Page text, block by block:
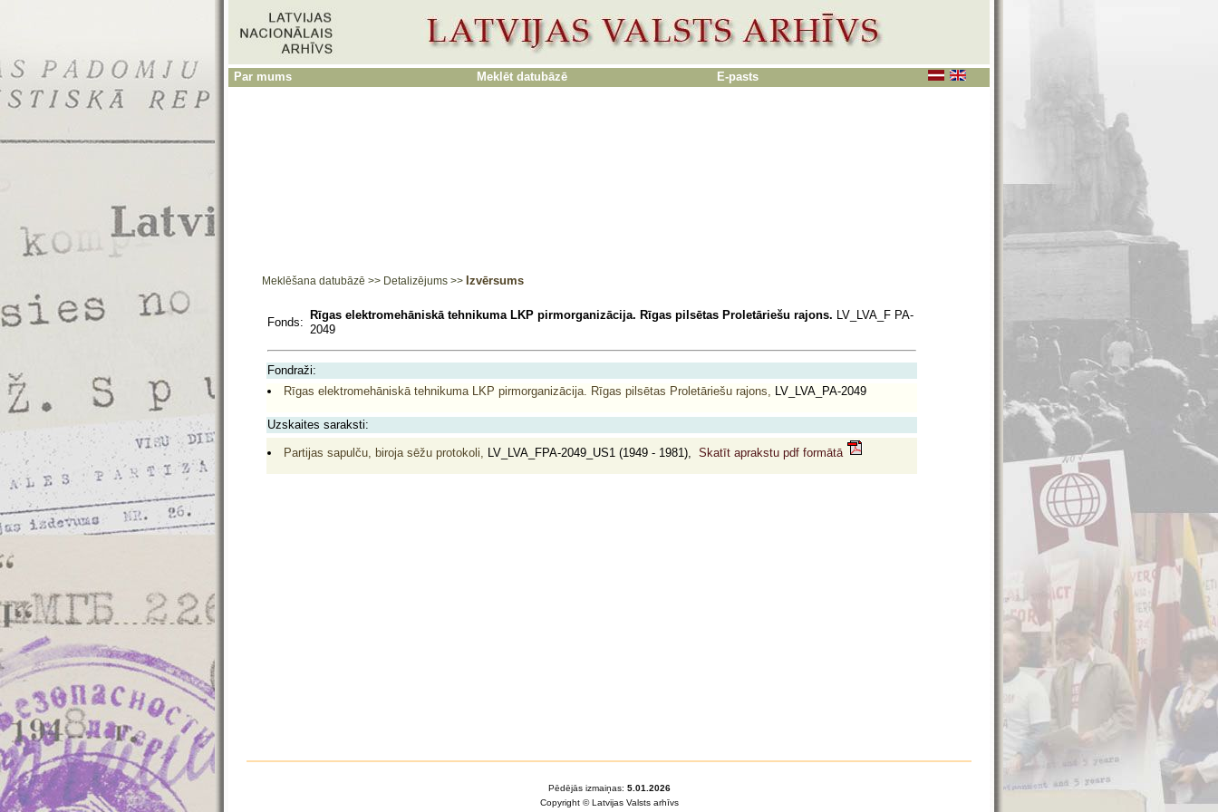
Par mums Meklēt datubāzē E-pasts
Meklēšana datubāzē >> Detalizējums >> Izvērsums
Fonds:
Rīgas elektromehāniskā tehnikuma LKP pirmorganizācija. Rīgas pilsētas Proletāriešu rajons. LV_LVA_F PA-
2049
Fondraži:
Rīgas elektromehāniskā tehnikuma LKP pirmorganizācija. Rīgas pilsētas Proletāriešu rajons, LV_LVA_PA-2049
Uzskaites saraksti:
Partijas sapulču, biroja sēžu protokoli, LV_LVA_FPA-2049_US1 (1949 - 1981), Skatīt aprakstu pdf formātā
Pēdējās izmaiņas: 5.01.2026
Copyright © Latvijas Valsts arhīvs